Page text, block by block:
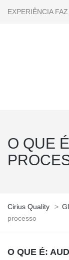
EXPERIÊNCIA
O QUE
Cirius Quality >
processo
O QUE É: